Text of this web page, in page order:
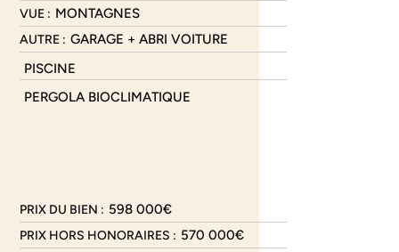
VUE : MONTAGNES
AUTRE : GARAGE + ABRI VOITURE
PISCINE
PERGOLA BIOCLIMATIQUE
PRIX DU BIEN : 598 000€
PRIX HORS HONORAIRES : 570 000€